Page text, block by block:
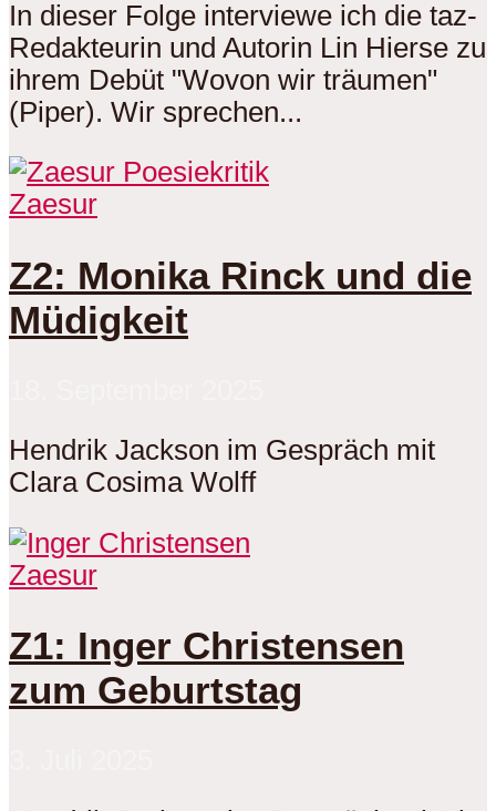
In dieser Folge interviewe ich die taz-
Redakteurin und Autorin Lin Hierse zu
ihrem Debüt "Wovon wir träumen"
(Piper). Wir sprechen...
Zaesur
Z2: Monika Rinck und die
Müdigkeit
Hendrik Jackson im Gespräch mit
Clara Cosima Wolff
Zaesur
Z1: Inger Christensen
zum Geburtstag